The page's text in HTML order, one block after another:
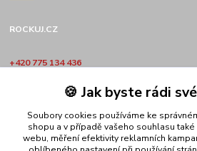
ROCKUJ.CZ
+420 775 134 436
obchod@rockuj.cz🍪 Jak byste rádi
Soubory cookies používáme ke
shopu a v případě vašeho souhlasu
webu, měření efektivity reklamních